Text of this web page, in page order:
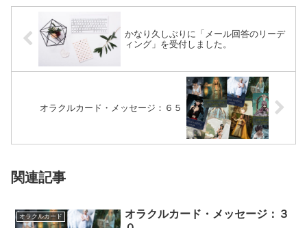
かなり久しぶりに「メール回答のリーデ
ィング」を受付しました。
オラクルカード・メッセージ：６５
関連記事
オラクルカード
オラクルカード・メッセージ：３